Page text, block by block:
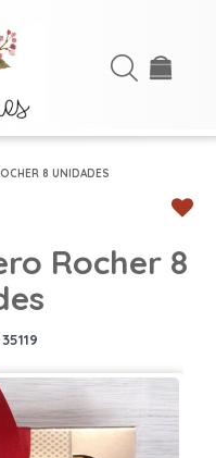
8 UNIDADES
Rocher 8
35119